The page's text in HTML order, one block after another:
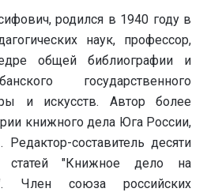
родился в 1940 году в
наук, профессор,
общей библиографии и
государственного
и искусств. Автор более
книжного дела Юга России,
Редактор-составитель десяти
статей "Книжное дело на
Член союза российских